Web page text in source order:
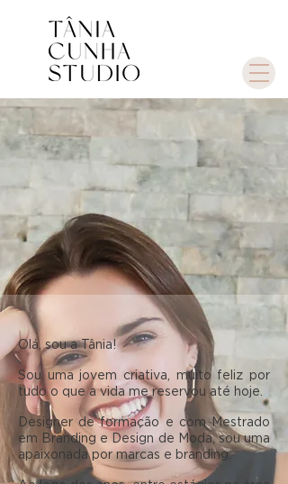
Olá, sou a Tânia!
Sou uma jovem criativa, muito feliz por
tudo o que a vida me reservou até hoje.
Designer de formação e com Mestrado
em Branding e Design de Moda, sou uma
apaixonada por marcas e branding.